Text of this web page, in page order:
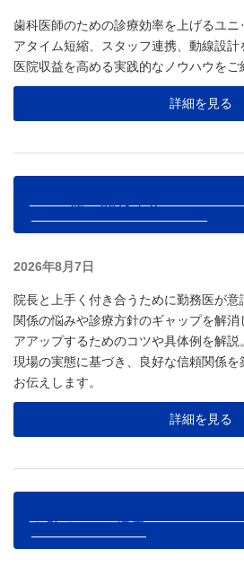
日:
歯科医師のための診療効率を上げるユニ
アタイム短縮、スタッフ連携、動線設計
医院収益を高める実践的なノウハウをご
詳細を見る
こと5選！関係改善のコツ
投
日:
2026年8月7日
院長と上手く付き合うために勤務医が
関係の悩みや診療方針のギャップを解消
アアップするためのコツや具体例を解
現場の実態に基づき、良好な信頼関係
お伝えします。
詳細を見る
を防ぐ5つの極意